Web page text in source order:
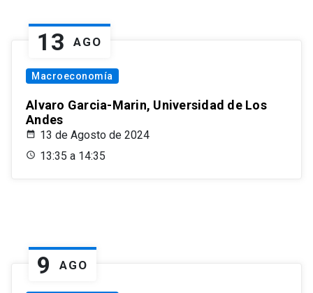
13 AGO
Macroeconomía
Alvaro Garcia-Marin, Universidad de Los
Andes
13 de Agosto de 2024
13:35 a 14:35
9 AGO